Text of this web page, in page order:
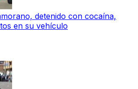
detenido con cocaína,
en su vehículo